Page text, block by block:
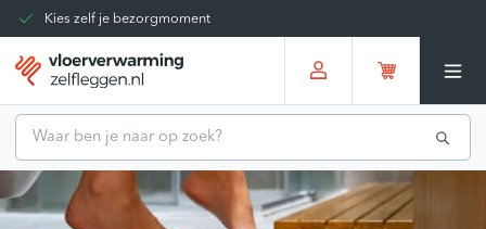
Kies zelf je bezorgmoment
Tot 30 dagen terug te sturen
Gratis verzending vanaf